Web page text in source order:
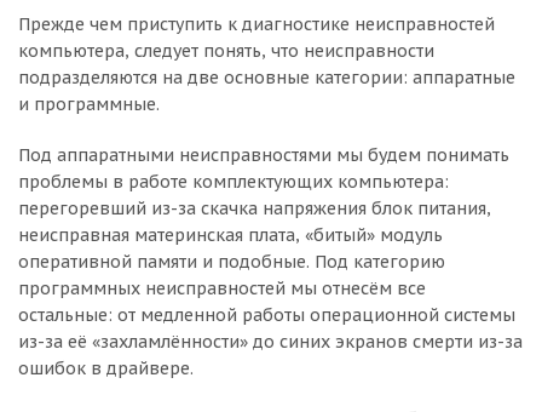
Прежде чем приступить к диагностике неисправностей
компьютера, следует понять, что неисправности
подразделяются на две основные категории: аппаратные
и программные.
Под аппаратными неисправностями мы будем понимать
проблемы в работе комплектующих компьютера:
перегоревший из-за скачка напряжения блок питания,
неисправная материнская плата, «битый» модуль
оперативной памяти и подобные. Под категорию
программных неисправностей мы отнесём все
остальные: от медленной работы операционной системы
из-за её «захламлённости» до синих экранов смерти из-за
ошибок в драйвере.